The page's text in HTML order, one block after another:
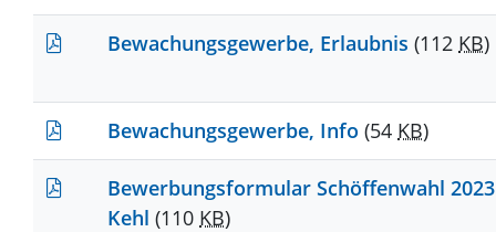
Bewachungsgewerbe, Erlaubnis (112 KB)
Bewachungsgewerbe, Info (54 KB)
Bewerbungsformular Schöffenwahl
Kehl (110 KB)